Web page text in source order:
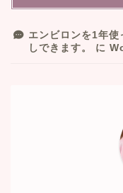
エンビロンを1年
しできます。
に